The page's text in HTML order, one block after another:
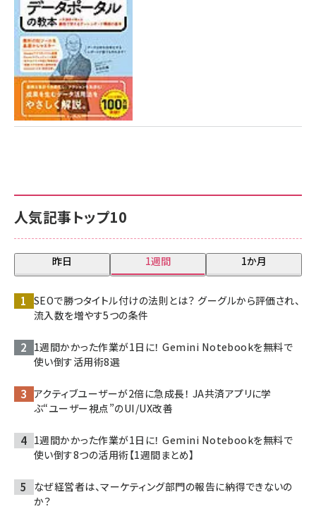
人気記事トップ10
昨日 1週間 1か月
SEOで勝つタイトル付けの法則とは？ グーグルから評価され、
流入数を増やす5つの条件
1週間かかった作業が1日に！ Gemini Notebookを無料で
使い倒す活用術8選
アクティブユーザーが2倍に急成長！ JA共済アプリに学
ぶ“ユーザー視点”のUI/UX改善
1週間かかった作業が1日に！ Gemini Notebookを無料で
使い倒す8つの活用術【1週間まとめ】
なぜ経営者は、マーケティング部門の報告に納得できないの
か？
7月31日 10:00